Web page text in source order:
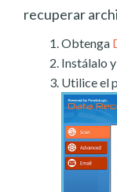
recuperar
Obtenga
Instálalo
Utilice el